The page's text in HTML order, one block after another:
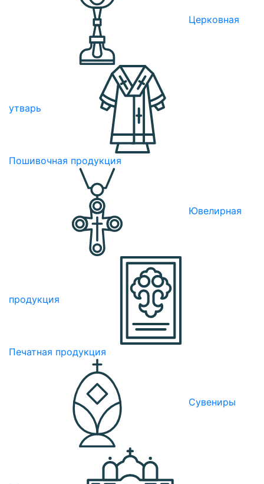
Церковная
утварь
Пошивочная продукция
Ювелирная
продукция
Печатная продукция
Сувениры